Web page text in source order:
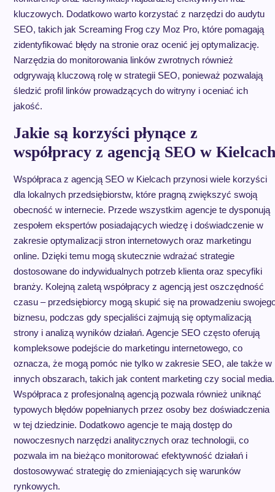
kluczowych. Dodatkowo warto korzystać z narzędzi do audytu
SEO, takich jak Screaming Frog czy Moz Pro, które pomagają
zidentyfikować błędy na stronie oraz ocenić jej optymalizację.
Narzędzia do monitorowania linków zwrotnych również
odgrywają kluczową rolę w strategii SEO, ponieważ pozwalają
śledzić profil linków prowadzących do witryny i oceniać ich
jakość.
Jakie są korzyści płynące z
współpracy z agencją SEO w Kielcach
Współpraca z agencją SEO w Kielcach przynosi wiele korzyści
dla lokalnych przedsiębiorstw, które pragną zwiększyć swoją
obecność w internecie. Przede wszystkim agencje te dysponują
zespołem ekspertów posiadających wiedzę i doświadczenie w
zakresie optymalizacji stron internetowych oraz marketingu
online. Dzięki temu mogą skutecznie wdrażać strategie
dostosowane do indywidualnych potrzeb klienta oraz specyfiki
branży. Kolejną zaletą współpracy z agencją jest oszczędność
czasu – przedsiębiorcy mogą skupić się na prowadzeniu
biznesu, podczas gdy specjaliści zajmują się optymalizacją
strony i analizą wyników działań. Agencje SEO często oferują
kompleksowe podejście do marketingu internetowego, co
oznacza, że mogą pomóc nie tylko w zakresie SEO, ale także w
innych obszarach, takich jak content marketing czy social media.
Współpraca z profesjonalną agencją pozwala również uniknąć
typowych błędów popełnianych przez osoby bez doświadczenia
w tej dziedzinie. Dodatkowo agencje te mają dostęp do
nowoczesnych narzędzi analitycznych oraz technologii, co
pozwala im na bieżąco monitorować efektywność działań i
dostosowywać strategię do zmieniających się warunków
rynkowych.